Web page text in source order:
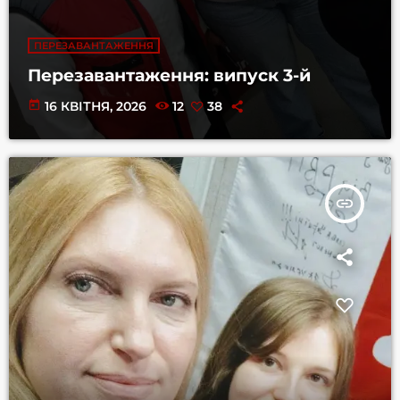
ПЕРЕЗАВАНТАЖЕННЯ
Перезавантаження: випуск 3-й
today 16 КВІТНЯ, 2026 12 38
insert_link